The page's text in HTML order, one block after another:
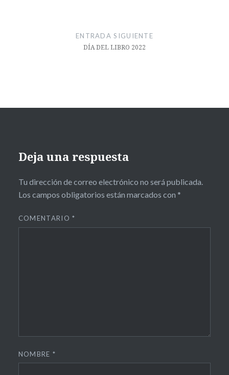
ENTRADA SIGUIENTE
DÍA DEL LIBRO 2022
Deja una respuesta
Tu dirección de correo electrónico no será publicada.
Los campos obligatorios están marcados con *
COMENTARIO*
NOMBRE *